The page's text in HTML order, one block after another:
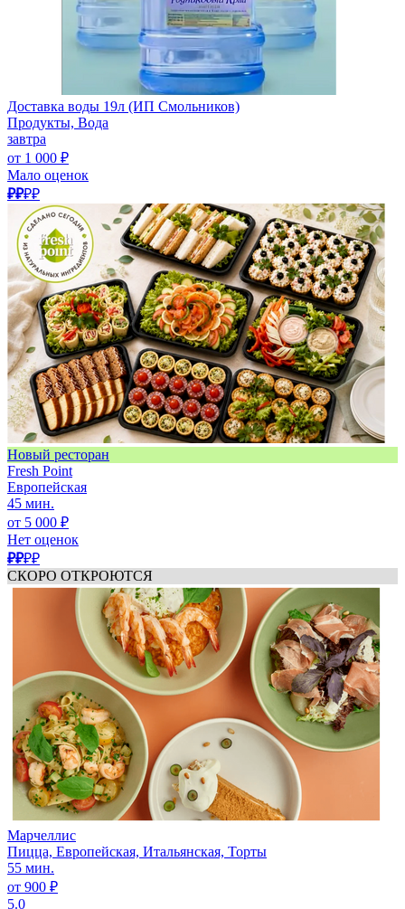
Доставка воды 19л (ИП Смольников)
Продукты, Вода
завтра
от 1 000 ₽
Мало оценок
₽₽₽₽
Новый ресторан
Fresh Point
Европейская
45 мин.
от 5 000 ₽
Нет оценок
₽₽₽₽
СКОРО ОТКРОЮТСЯ
Марчеллис
Пицца, Европейская, Итальянская, Торты
55 мин.
от 900 ₽
5.0